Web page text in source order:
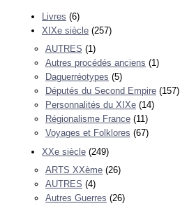
Livres (6)
XIXe siècle (257)
AUTRES (1)
Autres procédés anciens (1)
Daguerréotypes (5)
Députés du Second Empire (157)
Personnalités du XIXe (14)
Régionalisme France (11)
Voyages et Folklores (67)
XXe siècle (249)
ARTS XXème (26)
AUTRES (4)
Autres Guerres (26)